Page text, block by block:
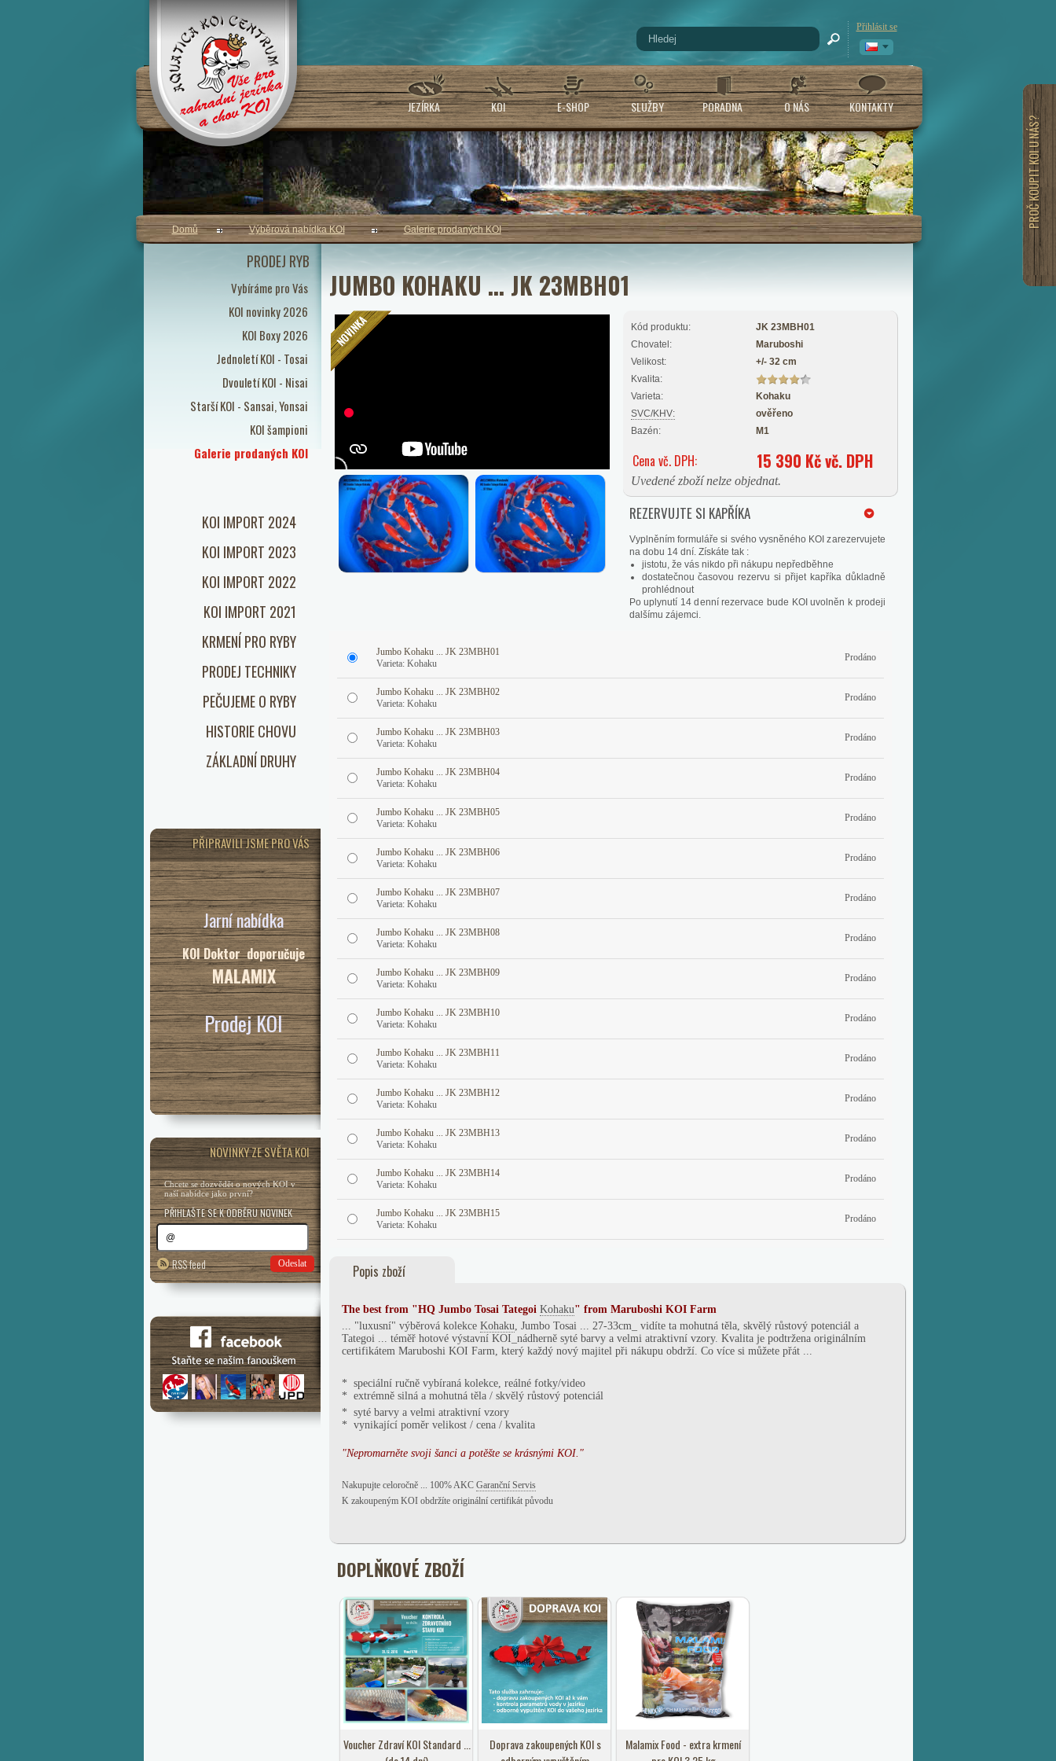
Přihlásit se
JEZÍRKA KOI E-SHOP SLUŽBY PORADNA O NÁS KONTAKTY
PRODEJ RYB
Vybíráme pro Vás
KOI novinky 2026
KOI Boxy 2026
Jednoletí KOI - Tosai
Dvouletí KOI - Nisai
Starší KOI - Sansai, Yonsai
KOI šampioni
Galerie prodaných KOI
KOI IMPORT 2024
KOI IMPORT 2023
KOI IMPORT 2022
KOI IMPORT 2021
KRMENÍ PRO RYBY
PRODEJ TECHNIKY
PEČUJEME O RYBY
HISTORIE CHOVU
ZÁKLADNÍ DRUHY
PROČ KOUPIT KOI U NÁS?
PŘIPRAVILI JSME PRO VÁS
Jarní nabídka
KOI Doktor doporučuje
MALAMIX
Prodej KOI
NOVINKY ZE SVĚTA KOI
Chcete se dozvědět o nových KOI v
naší nabídce jako první?
PŘIHLAŠTE SE K ODBĚRU NOVINEK
RSS feed Odeslat
Domů Výběrová nabídka KOI Galerie prodaných KOI
JUMBO KOHAKU ... JK 23MBH01
Kód produktu:
JK 23MBH01
Chovatel:
Maruboshi
Velikost:
+/- 32 cm
Kvalita:
Varieta:
Kohaku
SVC/KHV:
ověřeno
Bazén:
M1
Cena vč. DPH: 15 390 Kč vč. DPH
Uvedené zboží nelze objednat.
REZERVUJTE SI KAPŘÍKA
Vyplněním formuláře si svého vysněného KOI zarezervujete
na dobu 14 dní. Získáte tak :
jistotu, že vás nikdo při nákupu nepředběhne
dostatečnou časovou rezervu si přijet kapříka důkladně
prohlédnout
Po uplynutí 14 denní rezervace bude KOI uvolněn k prodeji
dalšímu zájemci.
Jumbo Kohaku ... JK 23MBH01
Varieta: Kohaku
Prodáno
Jumbo Kohaku ... JK 23MBH02
Varieta: Kohaku
Prodáno
Jumbo Kohaku ... JK 23MBH03
Varieta: Kohaku
Prodáno
Jumbo Kohaku ... JK 23MBH04
Varieta: Kohaku
Prodáno
Jumbo Kohaku ... JK 23MBH05
Varieta: Kohaku
Prodáno
Jumbo Kohaku ... JK 23MBH06
Varieta: Kohaku
Prodáno
Jumbo Kohaku ... JK 23MBH07
Varieta: Kohaku
Prodáno
Jumbo Kohaku ... JK 23MBH08
Varieta: Kohaku
Prodáno
Jumbo Kohaku ... JK 23MBH09
Varieta: Kohaku
Prodáno
Jumbo Kohaku ... JK 23MBH10
Varieta: Kohaku
Prodáno
Jumbo Kohaku ... JK 23MBH11
Varieta: Kohaku
Prodáno
Jumbo Kohaku ... JK 23MBH12
Varieta: Kohaku
Prodáno
Jumbo Kohaku ... JK 23MBH13
Varieta: Kohaku
Prodáno
Jumbo Kohaku ... JK 23MBH14
Varieta: Kohaku
Prodáno
Jumbo Kohaku ... JK 23MBH15
Varieta: Kohaku
Prodáno
Popis zboží
The best from "HQ Jumbo Tosai Tategoi Kohaku" from MaruboshiKOI Farm
... "luxusní" výběrová kolekce Kohaku, Jumbo Tosai ... 27-33cm_ vidíte ta mohutná těla, skvělý růstový potenciál a
Tategoi ... téměř hotové výstavní KOI_nádherně syté barvy a velmi atraktivní vzory. Kvalita je podtržena originálním
certifikátem Maruboshi KOI Farm, který každý nový majitel při nákupu obdrží. Co více si můžete přát ...
* speciální ručně vybíraná kolekce, reálné fotky/video
* extrémně silná a mohutná těla / skvělý růstový potenciál
* syté barvy avelmi atraktivní vzory
* vynikající poměr velikost / cena / kvalita
"Nepromarněte svoji šanci a potěšte se krásnými KOI."
Nakupujte celoročně ... 100% AKC Garanční Servis
K zakoupeným KOI obdržíte originální certifikát původu
DOPLŇKOVÉ ZBOŽÍ
Voucher Zdraví KOI Standard ...
Doprava zakoupených KOI s
Malamix Food - extra krmení